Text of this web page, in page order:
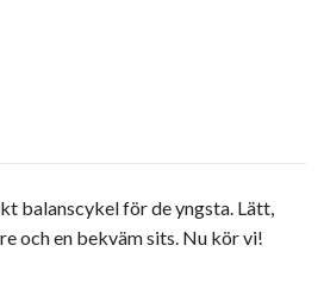
balanscykel för de yngsta. Lätt,
och en bekväm sits. Nu kör vi!